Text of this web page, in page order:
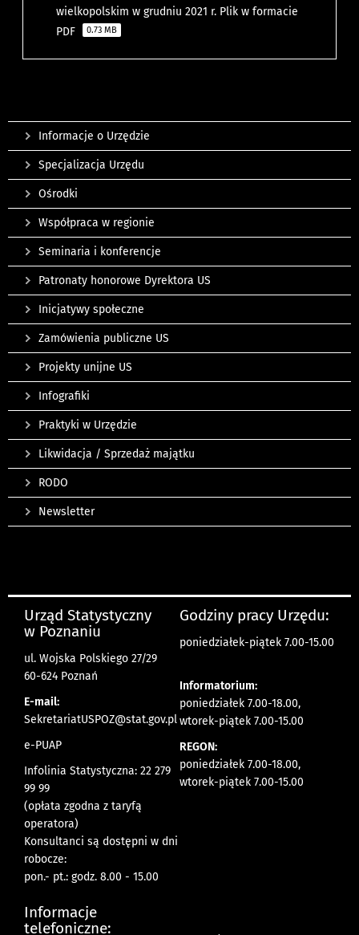
wielkopolskim w grudniu 2021 r. Plik w formacie
PDF
0.73 MB
Informacje o Urzędzie
Specjalizacja Urzędu
Ośrodki
Współpraca w regionie
Seminaria i konferencje
Patronaty honorowe Dyrektora US
Inicjatywy społeczne
Zamówienia publiczne US
Projekty unijne US
Infografiki
Praktyki w Urzędzie
Likwidacja / Sprzedaż majątku
RODO
Newsletter
Urząd Statystyczny
w Poznaniu
ul. Wojska Polskiego 27/29
60-624 Poznań
E-mail:
SekretariatUSPOZ@stat.gov.pl
e-PUAP
Infolinia Statystyczna: 22 279
99 99
(opłata zgodna z taryfą
operatora)
Konsultanci są dostępni w dni
robocze:
pon.- pt.: godz. 8.00 - 15.00
Godziny pracy Urzędu:
poniedziałek-piątek 7.00-15.00
Informatorium:
poniedziałek 7.00-18.00,
wtorek-piątek 7.00-15.00
REGON:
poniedziałek 7.00-18.00,
wtorek-piątek 7.00-15.00
Informacje
telefoniczne: